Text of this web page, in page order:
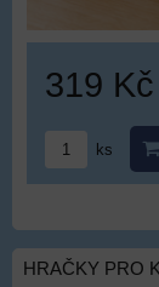
319 Kč
ks
HRAČKY PRO